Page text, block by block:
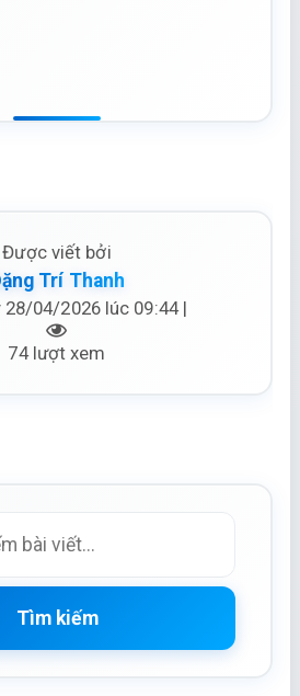
Được viết bởi
Trí Thanh
28/04/2026 lúc 09:44 |
74 lượt xem
Tìm kiếm